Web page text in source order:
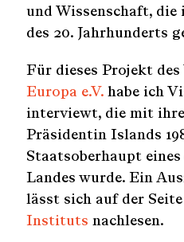
und Wissenschaft,
des 20. Jahrhunderts
Für dieses Projekt des
Europa e.V.habe ich
interviewt, die mit
Präsidentin Islands
Staatsoberhaupt
Landes wurde. Ein
lässt sich auf der Seite
Instituts nachlesen.